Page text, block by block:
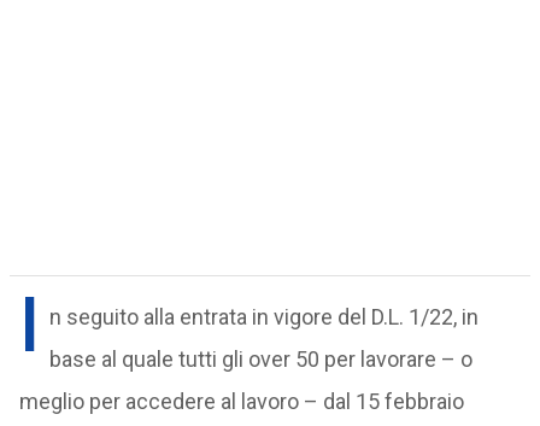
I
n seguito alla entrata in vigore del D.L. 1/22, in
base al quale tutti gli over 50 per lavorare – o
meglio per accedere al lavoro – dal 15 febbraio